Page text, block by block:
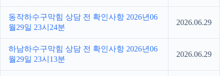
동작하수구막힘 상담 전 확인사항 2026년06
월29일 23시24분
2026.06.29
하남하수구막힘 상담 전 확인사항 2026년06
월29일 23시13분
2026.06.29